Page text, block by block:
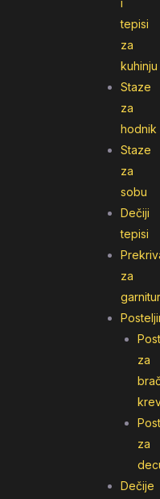
i
tepisi
za
kuhinju
Staze
za
hodnik
Staze
za
sobu
Dečiji
tepisi
za
za
za
Dečije